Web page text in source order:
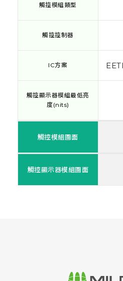
觸控模組類型
觸控控制器
IC方案
觸控顯示器模組最低亮
度(nits)
觸控模組圖面
觸控顯示器模組圖面
觸控模組類型
觸控控制器
IC方案
觸控顯示器模組最低亮
度(nits)
觸控模組圖面
觸控顯示器模組圖面